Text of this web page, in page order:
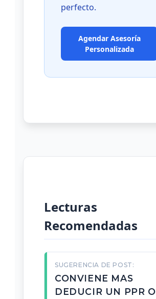
perfecto.
Agendar Asesoría
Personalizada
Lecturas
Recomendadas
SUGERENCIA DE POST:
CONVIENE MAS
DEDUCIR UN PPR O